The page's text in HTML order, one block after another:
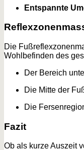
Entspannte
Die
Wohlbefinden des
Der Bereich
Die Mitte der
Die
Fazit
Ob als kurze Auszeit